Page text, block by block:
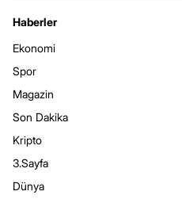
Haberler
Ekonomi
Spor
Magazin
Son Dakika
Kripto
3.Sayfa
Dünya